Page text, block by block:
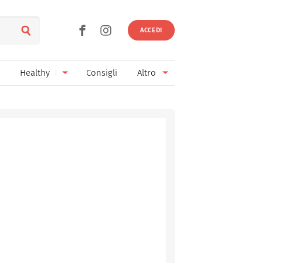
ACCEDI
Healthy Consigli Altro